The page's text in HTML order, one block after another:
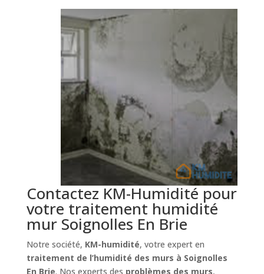
Contactez KM-Humidité pour
votre traitement humidité
mur Soignolles En Brie
Notre société, KM-humidité, votre expert en
traitement de l’humidité des murs à Soignolles
En Brie. Nos experts des problèmes des murs,